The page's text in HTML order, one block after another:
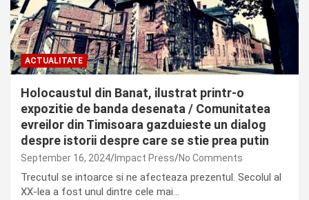
ACTUALITATE
Holocaustul din Banat, ilustrat printr-o
expozitie de banda desenata / Comunitatea
evreilor din Timisoara gazduieste un dialog
despre istorii despre care se stie prea putin
September 16, 2024 Impact Press No Comments
Trecutul se intoarce si ne afecteaza prezentul. Secolul al
XX-lea a fost unul dintre cele mai…